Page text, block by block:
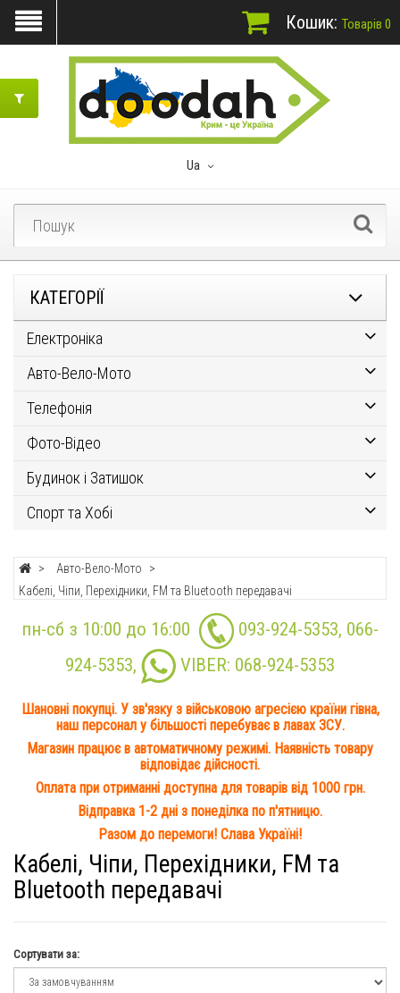
Ua
Кошик: Товарів 0
КАТЕГОРІЇ
Електроніка
Авто-Вело-Мото
Телефонія
Фото-Відео
Будинок і Затишок
Спорт та Хобі
Авто-Вело-Мото
Кабелі, Чіпи, Перехідники, FM та Bluetooth передавачі
пн-сб з 10:00 до 16:00 093-924-5353, 066-
924-5353, VIBER: 068-924-5353
Шановні покупці. У зв'язку з військовою агресією країни гівна,
наш персонал у більшості перебуває в лавах ЗСУ.
Магазин працює в автоматичному режимі. Наявність товару
відповідає дійсності.
Оплата при отриманні доступна для товарів від 1000 грн.
Відправка 1-2 дні з понеділка по п'ятницю.
Разом до перемоги! Слава Україні!
Кабелі, Чіпи, Перехідники, FM та
Bluetooth передавачі
Сортувати за: